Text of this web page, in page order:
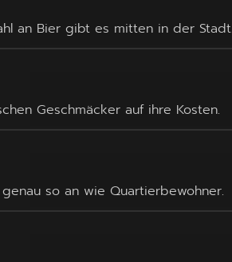
an Bier gibt es mitten in der Stadt.
Geschmäcker auf ihre Kosten.
so an wie Quartierbewohner.